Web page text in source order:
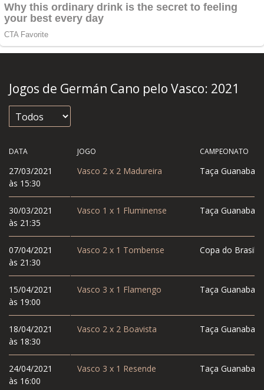
Jogos de Germán Cano pelo Vasco: 2021
DATA
27/03/2021
às 15:30
30/03/2021
às 21:35
07/04/2021
às 21:30
15/04/2021
às 19:00
18/04/2021
às 18:30
24/04/2021
às 16:00
JOGO CAMPEONATO
Vasco 2 x 2Madureira Taça Guanabara
Vasco 1 x 1 Fluminense Taça Guanabara
Vasco 2 x 1 Tombense Copa do Brasil
Vasco 3 x 1 Flamengo Taça Guanabara
Vasco 2 x 2Boavista Taça Guanabara
Vasco 3 x 1 Resende Taça Guanabara